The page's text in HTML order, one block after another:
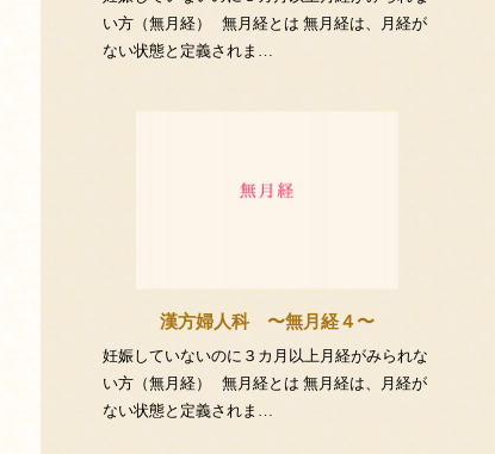
い方（無月経） 無月経とは 無月経は、月経が
ない状態と定義されま…
漢方婦人科 〜無月経４〜
妊娠していないのに３カ月以上月経がみられな
い方（無月経） 無月経とは 無月経は、月経が
ない状態と定義されま…